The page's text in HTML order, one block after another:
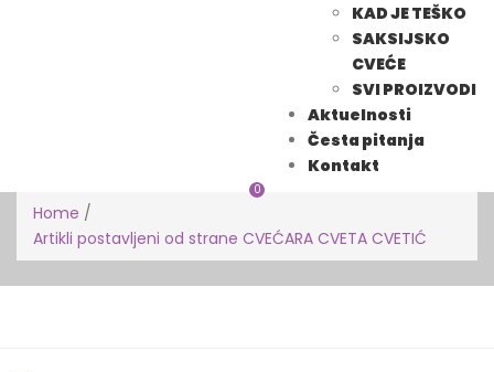
KAD JE TEŠKO
SAKSIJSKO
CVEĆE
SVI PROIZVODI
Aktuelnosti
Česta pitanja
Kontakt
0
Home /
Artikli postavljeni od strane CVEĆARA CVETA CVETIĆ